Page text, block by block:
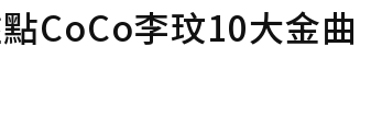
CoCo李玟10大金